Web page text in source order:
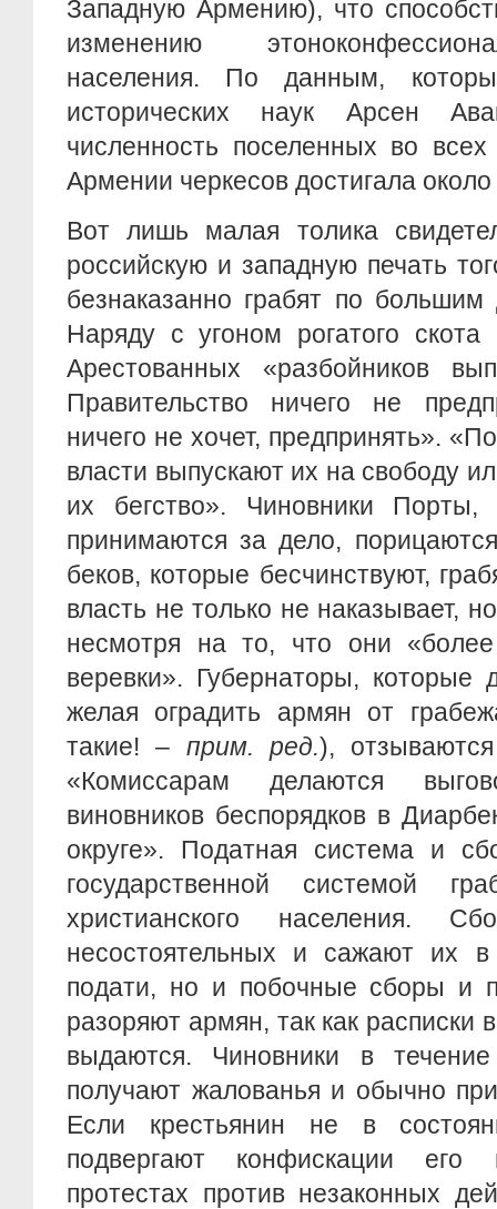
Западную Армению), что
изменению
населения. По данным,
исторических наук Арсен
численность поселенных во
Армении черкесов достигала
Вот лишь малая толика
российскую и западную печать
безнаказанно грабят по
Наряду с угоном рогатого
Арестованных «разбойников
Правительство ничего не
ничего не хочет, предпринять».
власти выпускают их на свободу
их бегство». Чиновники Порты,
принимаются за дело,
беков, которые бесчинствуют,
власть не только не наказывает,
несмотря на то, что они
веревки». Губернаторы, которые
желая оградить армян от
такие! – прим. ред.),
«Комиссарам делаются
виновников беспорядков в
округе». Податная система и
государственной системой
христианского населения.
несостоятельных и сажают их
подати, но и побочные сборы и
разоряют армян, так как расписки
выдаются. Чиновники в
получают жалованья и обычно
Если крестьянин не в
подвергают конфискации
протестах против незаконных